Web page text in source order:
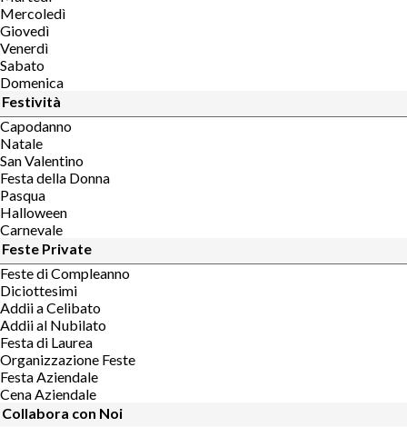
Mercoledì
Giovedì
Venerdì
Sabato
Domenica
Festività
Capodanno
Natale
San Valentino
Festa della Donna
Pasqua
Halloween
Carnevale
Feste Private
Feste di Compleanno
Diciottesimi
Addii a Celibato
Addii al Nubilato
Festa di Laurea
Organizzazione Feste
Festa Aziendale
Cena Aziendale
Collabora con Noi